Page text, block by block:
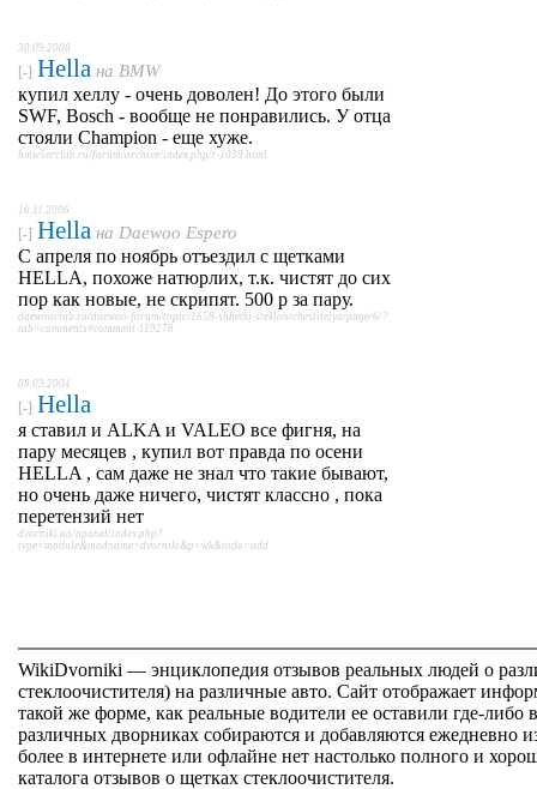
30.09.2008
[-] Hella на BMW
купил хеллу - очень доволен! До этого были
SWF, Bosch - вообще не понравились. У отца
стояли Champion - еще хуже.
bmw5erclub.ru/forum/archive/index.php/t-1039.html
16.11.2006
[-] Hella на Daewoo Espero
С апреля по ноябрь отъездил с щетками
HELLA, похоже натюрлих, т.к. чистят до сих
пор как новые, не скрипят. 500 р за пару.
daewooclub.ru/daewoo-forum/topic/1658-shhetki-steklootchestitelya/page/6/?
tab=comments#comment-119278
08.03.2004
[-] Hella
я ставил и ALKA и VALEO все фигня, на
пару месяцев , купил вот правда по осени
HELLA , сам даже не знал что такие бывают,
но очень даже ничего, чистят классно , пока
перетензий нет
dvorniki.ua/apanel/index.php?
type=module&modname=dvorniki&p=wk&todo=add
WikiDvorniki — энциклопедия отзывов реальных людей о
стеклоочистителя) на различные авто. Сайт отображает
такой же форме, как реальные водители ее оставили где-либо
различных дворниках собираются и добавляются ежедневно
более в интернете или офлайне нет настолько полного и
каталога отзывов о щетках стеклоочистителя.